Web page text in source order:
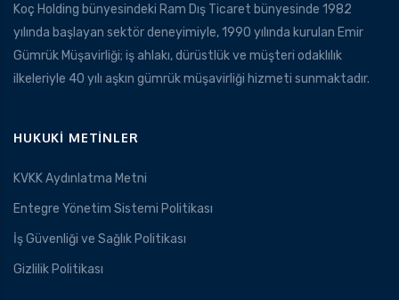
Koç Holding bünyesindeki Ram Dış Ticaret bünyesinde 1982
yılında başlayan sektör deneyimiyle, 1990 yılında kurulan Emir
Gümrük Müşavirliği; iş ahlakı, dürüstlük ve müşteri odaklılık
ilkeleriyle 40 yılı aşkın gümrük müşavirliği hizmeti sunmaktadır.
HUKUKI METINLER
KVKK Aydınlatma Metni
Entegre Yönetim Sistemi Politikası
İş Güvenliği ve Sağlık Politikası
Gizlilik Politikası